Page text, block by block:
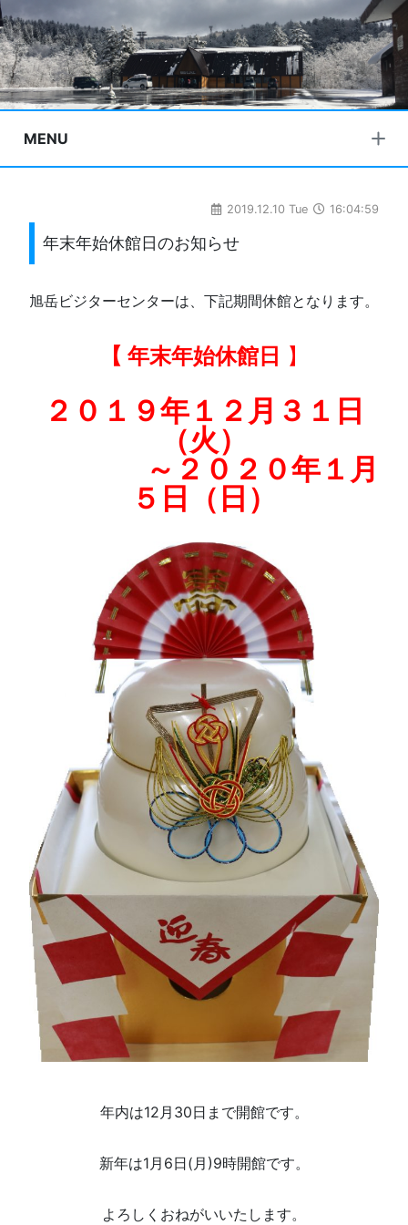
MENU
2019.12.10 Tue 16:04:59
年末年始休館日のお知らせ
旭岳ビジターセンターは、下記期間休館となります。
【 年末年始休館日 】
２０１９年１２月３１日
（火）
～２０２０年１月
５日（日）
年内は12月30日まで開館です。
新年は1月6日(月)9時開館です。
よろしくおねがいいたします。